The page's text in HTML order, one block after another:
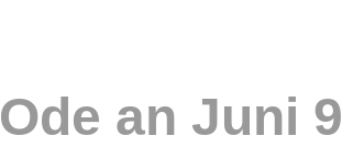
Ode an Juni 9